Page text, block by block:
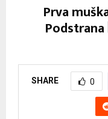
Prva
Podstrana
SHARE 0